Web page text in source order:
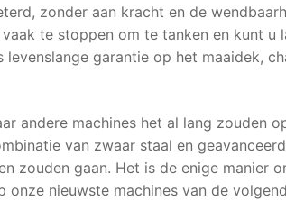
zonder aan kracht en de
te stoppen om te tanken en kunt
levenslange garantie op het maaidek,
andere machines het al lang zouden
van zwaar staal en
zouden gaan. Het is de enige
nieuwste machines van de